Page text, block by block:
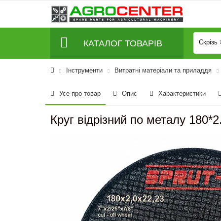
КАТАЛОГ ТОВАРІВ Скрізь
Інструменти Витратні матеріали та приладдя
Усе про товар Опис Характеристики
Круг відрізний по металу